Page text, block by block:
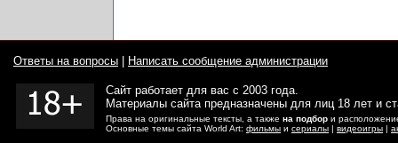
Ответы на вопросы Написать сообщение администрации
Сайт работает для вас с 2003 года.
Материалы сайта предназначены для лиц 18 лет и
Права на оригинальные тексты, а также на подбор и
Основные темы сайта World Art: фильмы и сериалы | видеоигры |